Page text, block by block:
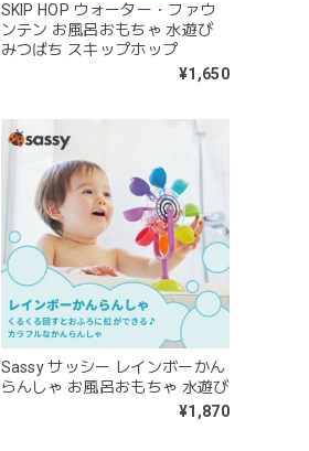
SKIP HOP ウォーター・ファウ
ンテン お風呂おもちゃ 水遊び
みつばち スキップホップ
¥1,650
Sassy サッシー レインボーかん
らんしゃ お風呂おもちゃ 水遊び
¥1,870